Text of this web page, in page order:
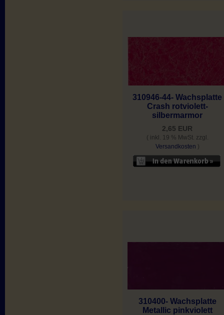
310946-44- Wachsplatte
Crash rotviolett-
silbermarmor
2,65 EUR
( inkl. 19 % MwSt. zzgl.
Versandkosten )
310400- Wachsplatte
Metallic pinkviolett